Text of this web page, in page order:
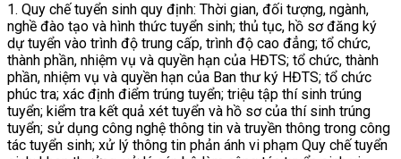
1. Quy chế tuyển sinh quy định: Thời gian, đối tượng, ngành,
nghề đào tạo và hình thức tuyển sinh; thủ tục, hồ sơ đăng ký
dự tuyển vào trình độ trung cấp, trình độ cao đẳng; tổ chức,
thành phần, nhiệm vụ và quyền hạn của HĐTS; tổ chức, thành
phần, nhiệm vụ và quyền hạn của Ban thư ký HĐTS; tổ chức
phúc tra; xác định điểm trúng tuyển; triệu tập thí sinh trúng
tuyển; kiểm tra kết quả xét tuyển và hồ sơ của thí sinh trúng
tuyển; sử dụng công nghệ thông tin và truyền thông trong công
tác tuyển sinh; xử lý thông tin phản ánh vi phạm Quy chế tuyển